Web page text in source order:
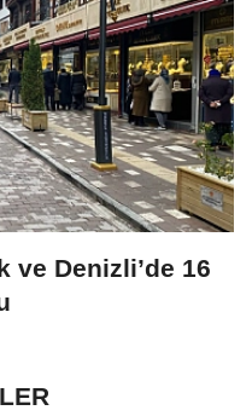
ve Denizli’de 16